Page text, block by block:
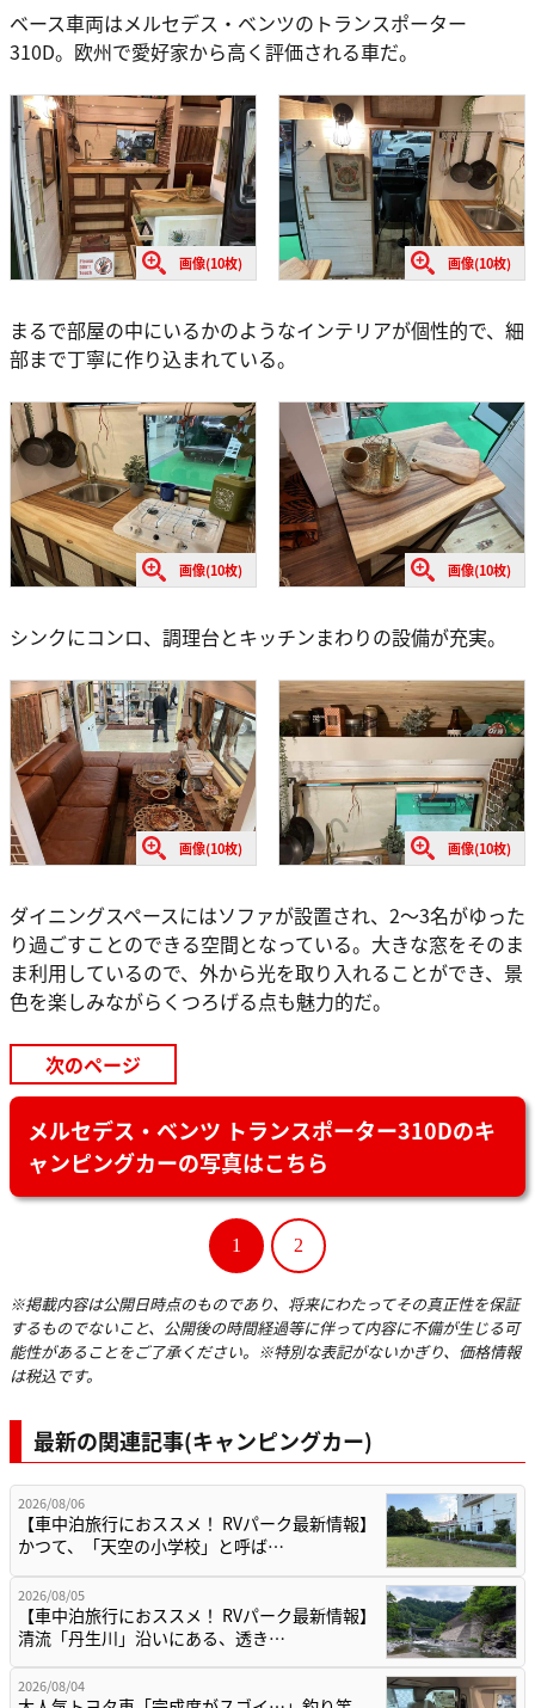
ベース車両はメルセデス・ベンツのトランスポーター
310D。欧州で愛好家から高く評価される車だ。
画像(10枚) 画像(10枚)
まるで部屋の中にいるかのようなインテリアが個性的で、細
部まで丁寧に作り込まれている。
画像(10枚) 画像(10枚)
シンクにコンロ、調理台とキッチンまわりの設備が充実。
画像(10枚) 画像(10枚)
ダイニングスペースにはソファが設置され、2〜3名がゆった
り過ごすことのできる空間となっている。大きな窓をそのま
ま利用しているので、外から光を取り入れることができ、景
色を楽しみながらくつろげる点も魅力的だ。
次のページ
メルセデス・ベンツ トランスポーター310Dのキ
ャンピングカーの写真はこちら
1 2
※掲載内容は公開日時点のものであり、将来にわたってその真正性を保証
するものでないこと、公開後の時間経過等に伴って内容に不備が生じる可
能性があることをご了承ください。※特別な表記がないかぎり、価格情報
は税込です。
最新の関連記事(キャンピングカー)
2026/08/06
【車中泊旅行におススメ！ RVパーク最新情報】
かつて、「天空の小学校」と呼ば…
2026/08/05
【車中泊旅行におススメ！ RVパーク最新情報】
清流「丹生川」沿いにある、透き…
2026/08/04